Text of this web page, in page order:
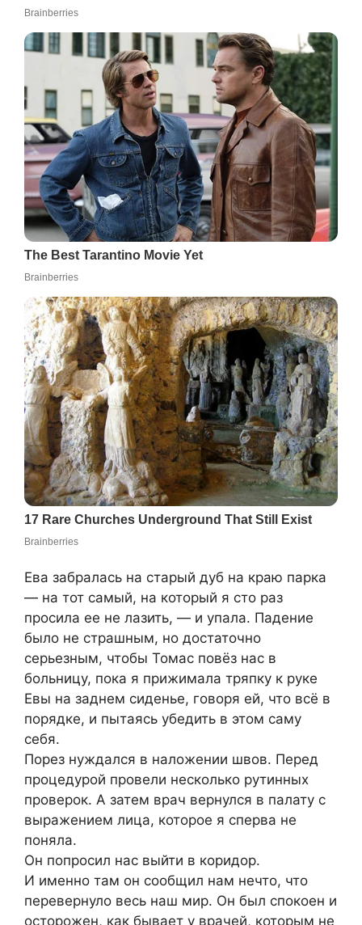
Ева забралась на старый дуб на краю парка
— на тот самый, на который я сто раз
просила ее не лазить, — и упала. Падение
было не страшным, но достаточно
серьезным, чтобы Томас повёз нас в
больницу, пока я прижимала тряпку к руке
Евы на заднем сиденье, говоря ей, что всё в
порядке, и пытаясь убедить в этом саму
себя.
Порез нуждался в наложении швов. Перед
процедурой провели несколько рутинных
проверок. А затем врач вернулся в палату с
выражением лица, которое я сперва не
поняла.
Он попросил нас выйти в коридор.
И именно там он сообщил нам нечто, что
перевернуло весь наш мир. Он был спокоен и
осторожен, как бывает у врачей, которым не